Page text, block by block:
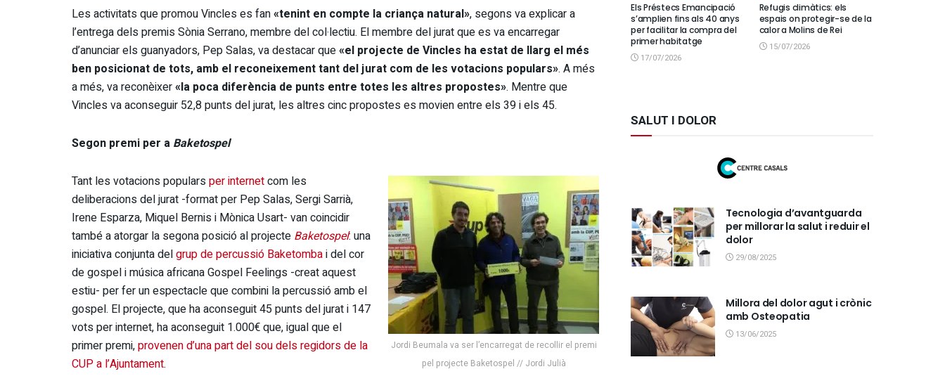
Les activitats que promou Vincles es fan«tenint en compte la criança natural», segons va explicar a
l’entrega dels premis Sònia Serrano, membre del col·lectiu. El membre del jurat que es va encarregar
d’anunciar els guanyadors, Pep Salas, va destacar que«el projecte de Vincles ha estat de llarg el més
ben posicionat de tots, amb el reconeixement tant del jurat com de les votacions populars». A més
a més, va reconèixer«la poca diferència de punts entre totes les altres propostes». Mentre que
Vincles va aconseguir 52,8 punts del jurat, les altres cinc propostes es movien entre els 39 i els 45.
Segon premi per a Baketospel
Jordi Beumala va ser l’encarregat de recollir el premi
pel projecte Baketospel // Jordi Julià
Tant les votacions popularsper internetcom les
deliberacions del jurat -format per Pep Salas, Sergi Sarrià,
Irene Esparza, Miquel Bernis i Mònica Usart- van coincidir
també a atorgar la segona posició al projecte Baketospel: una
iniciativa conjunta delgrup de percussió Baketombai del cor
de gospel i música africana Gospel Feelings -creat aquest
estiu- per fer un espectacle que combini la percussió amb el
gospel. El projecte, que ha aconseguit 45 punts del jurat i 147
vots per internet, ha aconseguit 1.000€ que, igual que el
primer premi,provenen d’una part del sou dels regidors de la
CUP a l’Ajuntament.
Els Préstecs Emancipació
s’amplien fins als 40 anys
per facilitar la compra del
primer habitatge
17/07/2026
Refugis climàtics: els
espais on protegir-se de la
calor a Molins de Rei
15/07/2026
SALUT I DOLOR
Tecnologia d’avantguarda
per millorar la salut i reduir el
dolor
29/08/2025
Millora del dolor agut i crònic
amb Osteopatia
13/06/2025